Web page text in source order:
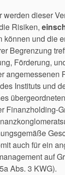
werden dieser
Risiken,
können und die
Begrenzung
Förderung,
angemessenen
Instituts und
Finanzholding-
auch für ein
auf
Abs. 3 KWG).